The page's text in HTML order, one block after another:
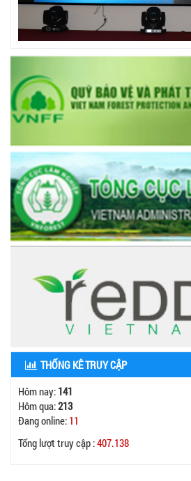
THỐNG KÊ TRUY CẬP
Hôm nay: 141
Hôm qua:213
Đang online: 11
Tổng lượt truy cập :407.138